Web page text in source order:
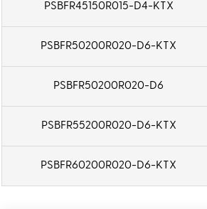
PSBFR45150R015-D4-KTX
PSBFR50200R020-D6-KTX
PSBFR50200R020-D6
PSBFR55200R020-D6-KTX
PSBFR60200R020-D6-KTX